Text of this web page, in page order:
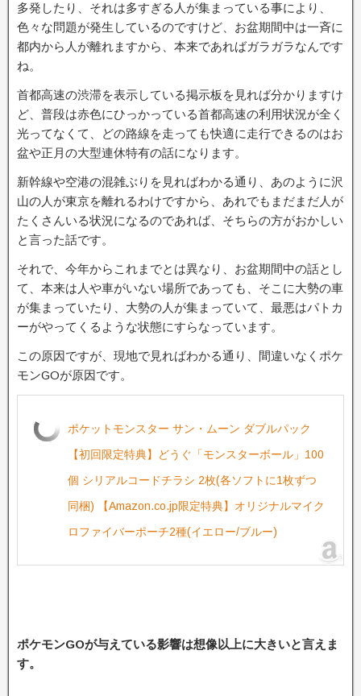
多発したり、それは多すぎる人が集まっている事により、
色々な問題が発生しているのですけど、お盆期間中は一斉に
都内から人が離れますから、本来であればガラガラなんです
ね。
首都高速の渋滞を表示している掲示板を見れば分かりますけ
ど、普段は赤色にひっかっている首都高速の利用状況が全く
光ってなくて、どの路線を走っても快適に走行できるのはお
盆や正月の大型連休特有の話になります。
新幹線や空港の混雑ぶりを見ればわかる通り、あのように沢
山の人が東京を離れるわけですから、あれでもまだまだ人が
たくさんいる状況になるのであれば、そちらの方がおかしい
と言った話です。
それで、今年からこれまでとは異なり、お盆期間中の話とし
て、本来は人や車がいない場所であっても、そこに大勢の車
が集まっていたり、大勢の人が集まっていて、最悪はパトカ
ーがやってくるような状態にすらなっています。
この原因ですが、現地で見ればわかる通り、間違いなくポケ
モンGOが原因です。
ポケットモンスター サン・ムーン ダブルパック
【初回限定特典】どうぐ「モンスターボール」100
個 シリアルコードチラシ 2枚(各ソフトに1枚ずつ
同梱) 【Amazon.co.jp限定特典】オリジナルマイク
ロファイバーポーチ2種(イエロー/ブルー)
ポケモンGOが与えている影響は想像以上に大きいと言えま
す。